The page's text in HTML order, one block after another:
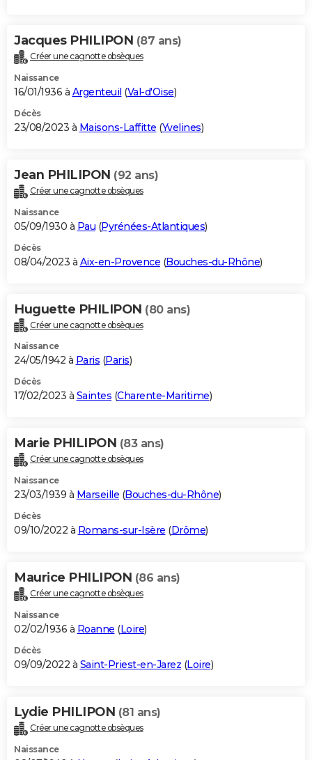
Jacques PHILIPON (87 ans)
Créer une cagnotte obsèques
Naissance
16/01/1936 à Argenteuil (Val-d'Oise)
Décès
23/08/2023 à Maisons-Laffitte (Yvelines)
Jean PHILIPON (92 ans)
Créer une cagnotte obsèques
Naissance
05/09/1930 à Pau (Pyrénées-Atlantiques)
Décès
08/04/2023 à Aix-en-Provence (Bouches-du-Rhône)
Huguette PHILIPON (80 ans)
Créer une cagnotte obsèques
Naissance
24/05/1942 à Paris (Paris)
Décès
17/02/2023 à Saintes (Charente-Maritime)
Marie PHILIPON (83 ans)
Créer une cagnotte obsèques
Naissance
23/03/1939 à Marseille (Bouches-du-Rhône)
Décès
09/10/2022 à Romans-sur-Isère (Drôme)
Maurice PHILIPON (86 ans)
Créer une cagnotte obsèques
Naissance
02/02/1936 à Roanne (Loire)
Décès
09/09/2022 à Saint-Priest-en-Jarez (Loire)
Lydie PHILIPON (81 ans)
Créer une cagnotte obsèques
Naissance